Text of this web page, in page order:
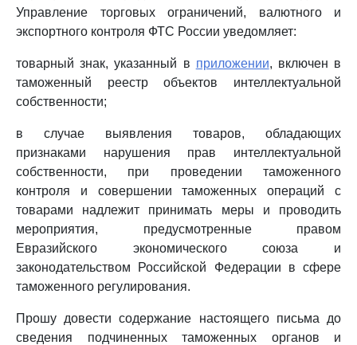
Управление торговых ограничений, валютного и
экспортного контроля ФТС России уведомляет:
товарный знак, указанный в приложении, включен в
таможенный реестр объектов интеллектуальной
собственности;
в случае выявления товаров, обладающих
признаками нарушения прав интеллектуальной
собственности, при проведении таможенного
контроля и совершении таможенных операций с
товарами надлежит принимать меры и проводить
мероприятия, предусмотренные правом
Евразийского экономического союза и
законодательством Российской Федерации в сфере
таможенного регулирования.
Прошу довести содержание настоящего письма до
сведения подчиненных таможенных органов и